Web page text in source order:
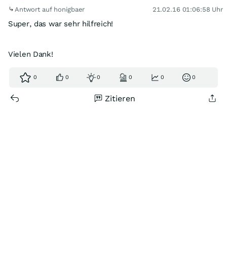
Antwort auf honigbaer 21.02.16 01:06:58 Uhr
Super, das war sehr hilfreich!
Vielen Dank!
0 0 0 0 0 0
Zitieren